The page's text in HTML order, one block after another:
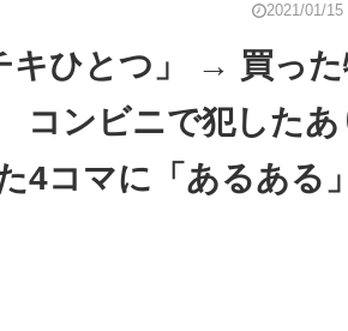
企業向けIT製品の総合サイト IT
2021/01/15
キひとつ」 → 買っ
コンビニで犯したあ
4コマに「あるある